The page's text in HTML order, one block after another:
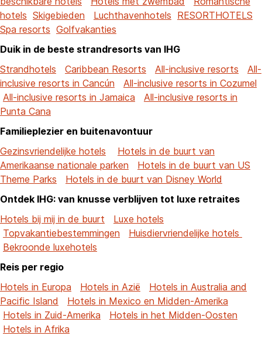
hotels Skigebieden Luchthavenhotels RESORTHOTELS
Spa resorts Golfvakanties
Duik in de beste strandresorts van IHG
Strandhotels
Caribbean Resorts All-inclusive resorts
All-
inclusive resorts in Cancún
All-inclusive resorts in Cozumel
All-inclusive resorts in Jamaica
All-inclusive resorts in
Punta Cana
Familieplezier en buitenavontuur
Gezinsvriendelijke hotels
Hotels in de buurt van
Amerikaanse nationale parken
Hotels in de buurt van US
Theme Parks
Hotels in de buurt van Disney World
Ontdek IHG: van knusse verblijven tot luxe retraites
Hotels bij mij in de buurt
Luxe hotels
Topvakantiebestemmingen
Huisdiervriendelijke hotels
Bekroonde luxehotels
Reis per regio
Hotels in Europa
Hotels in Azië
Hotels in Australia and
Pacific Island
Hotels in Mexico en Midden-Amerika
Hotels in Zuid-Amerika
Hotels in het Midden-Oosten
Hotels in Afrika